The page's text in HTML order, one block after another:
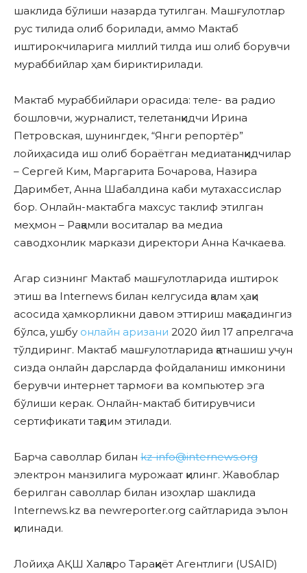
шаклида бўлиши назарда тутилган. Машғулотлар
рус тилида олиб борилади, аммо Мактаб
иштирокчиларига миллий тилда иш олиб борувчи
мураббийлар ҳам бириктирилади.
Мактаб мураббийлари орасида: теле- ва радио
бошловчи, журналист, телетанқидчи Ирина
Петровская, шунингдек, “Янги репортёр”
лойиҳасида иш олиб бораётган медиатанқидчилар
– Сергей Ким, Маргарита Бочарова, Назира
Даримбет, Анна Шабалдина каби мутахассислар
бор. Онлайн-мактабга махсус таклиф этилган
меҳмон – Рақамли воситалар ва медиа
саводхонлик маркази директори Анна Качкаева.
Агар сизнинг Мактаб машғулотларида иштирок
этиш ва Internews билан келгусида қалам ҳақи
асосида ҳамкорликни давом эттириш мақсадингиз
бўлса, ушбу онлайн аризани 2020 йил 17 апрелгача
тўлдиринг. Мактаб машғулотларида қатнашиш учун
сизда онлайн дарсларда фойдаланиш имконини
берувчи интернет тармоғи ва компьютер эга
бўлиши керак. Онлайн-мактаб битирувчиси
сертификати тақдим этилади.
Барча саволлар билан kz-info@internews.org
электрон манзилига мурожаат қилинг. Жавоблар
берилган саволлар билан изоҳлар шаклида
Internews.kz ва newreporter.org сайтларида эълон
қилинади.
Лойиҳа АҚШ Халқаро Тараққиёт Агентлиги (USAID)